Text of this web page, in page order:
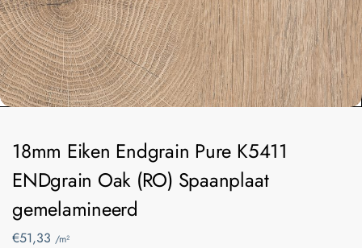
18mm Eiken Endgrain Pure K5411
ENDgrain Oak (RO) Spaanplaat
gemelamineerd
€51,33 /m²